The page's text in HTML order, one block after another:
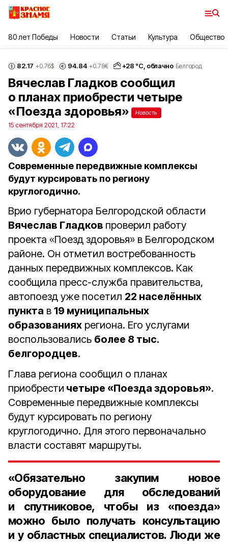
80 лет Победы Новости Статьи Культура Общество
82.17 +0.76$ 94.84 +0.78€ +28 °С, облачно Белгород
Вячеслав Гладков сообщил
о планах приобрести четыре
«Поезда здоровья»
Новость
15 сентября 2021, 17:22
Современные передвижные комплексы
будут курсировать по региону
круглогодично.
Врио губернатора Белгородской области
Вячеслав Гладков проверил работу
проекта «Поезд здоровья» в Белгородском
районе. Он отметил востребованность
данных передвижных комплексов. Как
сообщила пресс-служба правительства,
автопоезд уже посетил 22 населённых
пункта в 19 муниципальных
образованиях региона. Его услугами
воспользовались более 8 тыс.
белгородцев.
Глава региона сообщил о планах
приобрести четыре «Поезда здоровья».
Современные передвижные комплексы
будут курсировать по региону
круглогодично. Для этого первоначально
власти составят маршруты.
«Обязательно закупим новое
оборудование для обследований
и спутниковое, чтобы из «поезда»
можно было получать консультацию
и у областных специалистов. Люди же